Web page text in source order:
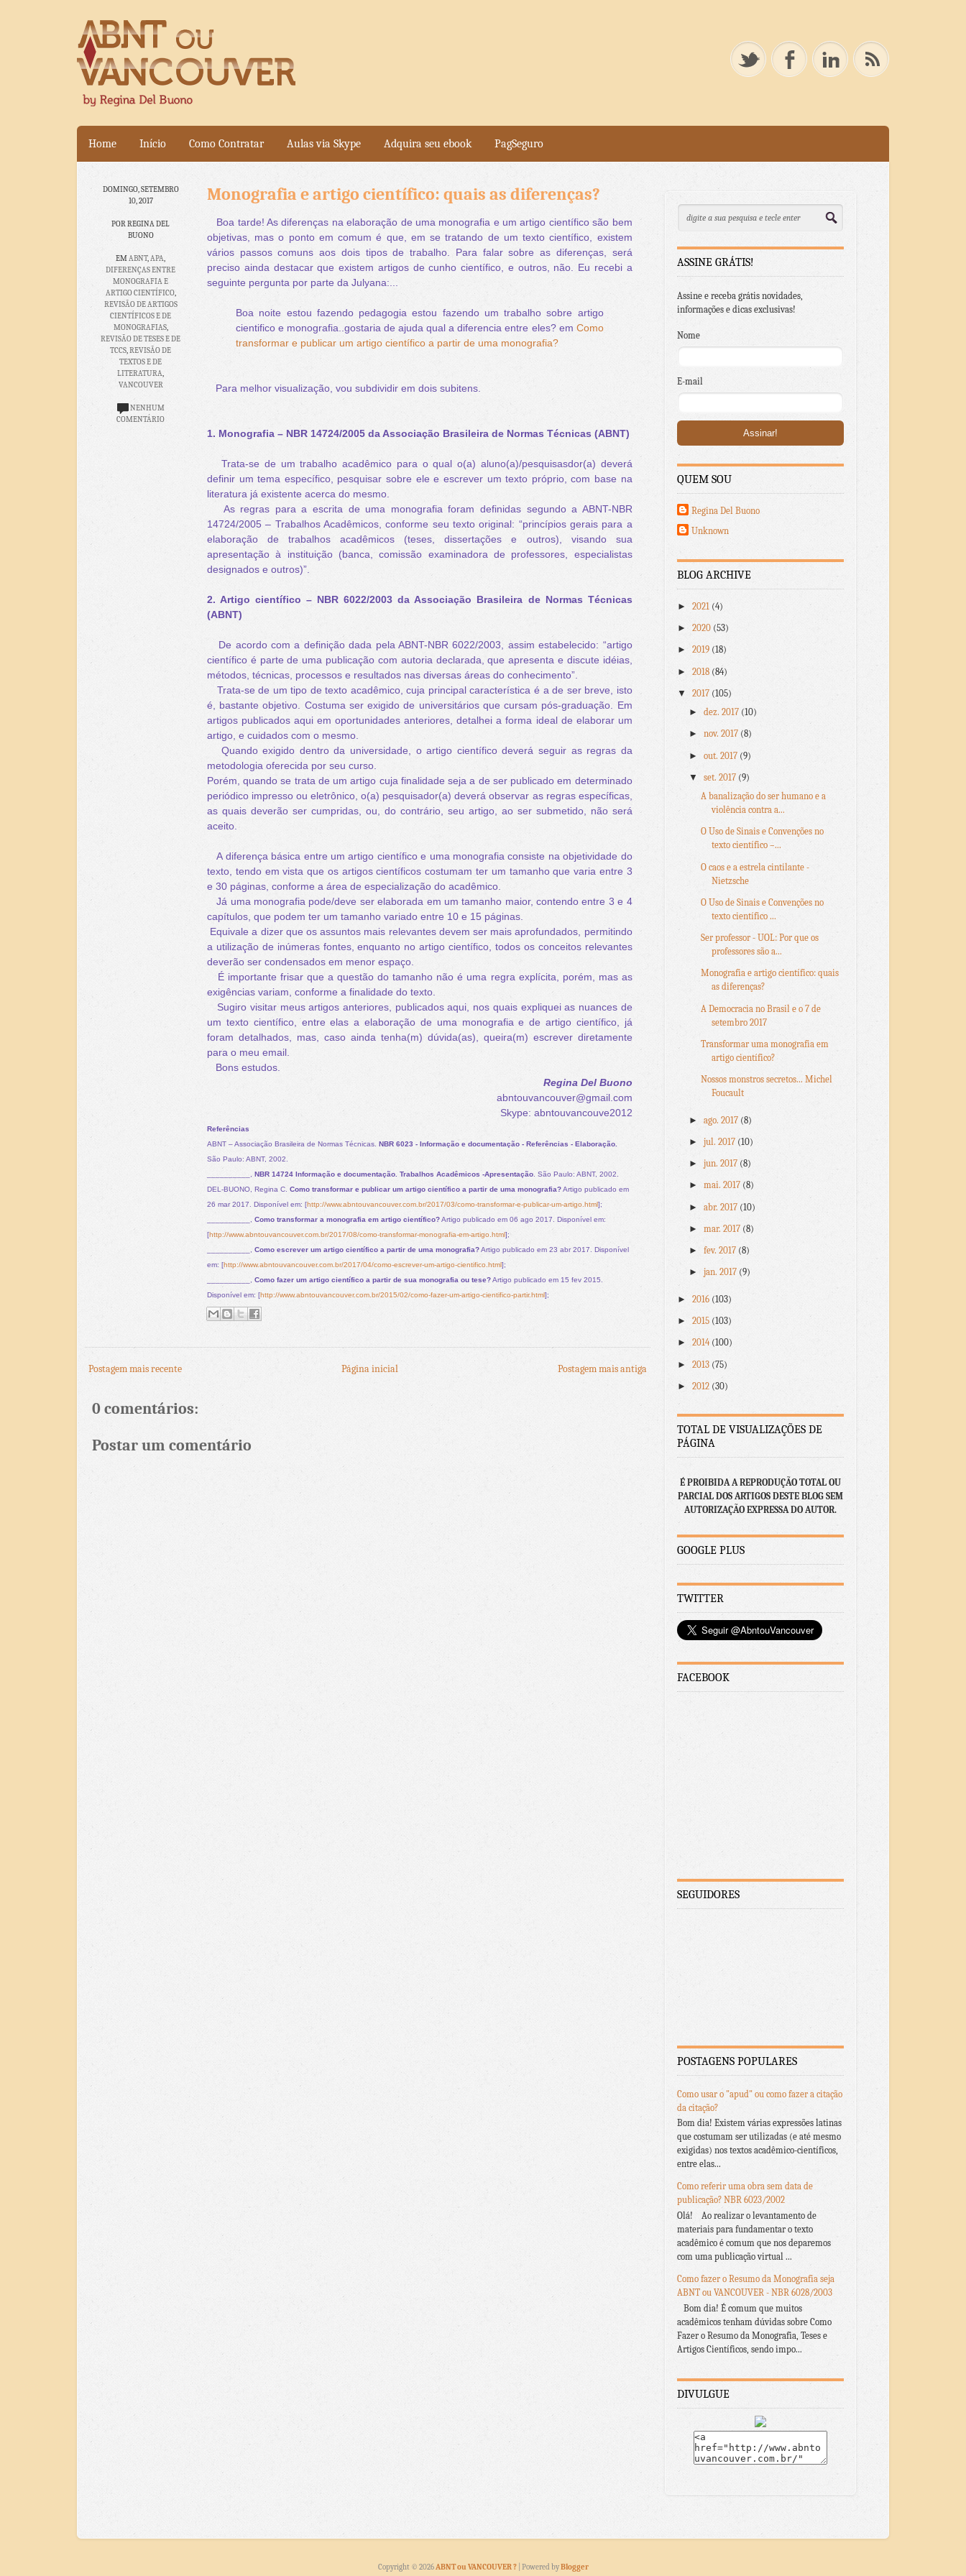
Home Início Como Contratar Aulas via Skype Adquira seu ebook PagSeguro
DOMINGO, SETEMBRO
10, 2017
POR REGINA DEL
BUONO
EMABNT,APA,
DIFERENÇAS ENTRE
MONOGRAFIA E
ARTIGO CIENTÍFICO,
REVISÃO DE ARTIGOS
CIENTÍFICOS E DE
MONOGRAFIAS,
REVISÃO DE TESES E DE
TCCS,REVISÃO DE
TEXTOS E DE
LITERATURA,
VANCOUVER
NENHUM
COMENTÁRIO
Monografia e artigo científico: quais as diferenças?
Boa tarde! As diferenças na elaboração de uma monografia e um artigo científico são bem
objetivas, mas o ponto em comum é que, em se tratando de um texto científico, existem
vários passos comuns aos dois tipos de trabalho. Para falar sobre as diferenças, será
preciso ainda destacar que existem artigos de cunho científico, e outros, não. Eu recebi a
seguinte pergunta por parte da Julyana:...
Boa noite estou fazendo pedagogia estou fazendo um trabalho sobre artigo
cientifico e monografia..gostaria de ajuda qual a diferencia entre eles? em Como
transformar e publicar um artigo científico a partir de uma monografia?
Para melhor visualização, vou subdividir em dois subitens.
1. Monografia – NBR 14724/2005 da Associação Brasileira de Normas Técnicas (ABNT)
Trata-se de um trabalho acadêmico para o qual o(a) aluno(a)/pesquisasdor(a) deverá
definir um tema específico, pesquisar sobre ele e escrever um texto próprio, com base na
literatura já existente acerca do mesmo.
As regras para a escrita de uma monografia foram definidas segundo a ABNT-NBR
14724/2005 – Trabalhos Acadêmicos, conforme seu texto original: “princípios gerais para a
elaboração de trabalhos acadêmicos (teses, dissertações e outros), visando sua
apresentação à instituição (banca, comissão examinadora de professores, especialistas
designados e outros)”.
2. Artigo científico – NBR 6022/2003 da Associação Brasileira de Normas Técnicas
(ABNT)
De acordo com a definição dada pela ABNT-NBR 6022/2003, assim estabelecido: “artigo
científico é parte de uma publicação com autoria declarada, que apresenta e discute idéias,
métodos, técnicas, processos e resultados nas diversas áreas do conhecimento”.
Trata-se de um tipo de texto acadêmico, cuja principal característica é a de ser breve, isto
é, bastante objetivo. Costuma ser exigido de universitários que cursam pós-graduação. Em
artigos publicados aqui em oportunidades anteriores, detalhei a forma ideal de elaborar um
artigo, e cuidados com o mesmo.
Quando exigido dentro da universidade, o artigo científico deverá seguir as regras da
metodologia oferecida por seu curso.
Porém, quando se trata de um artigo cuja finalidade seja a de ser publicado em determinado
periódico impresso ou eletrônico, o(a) pesquisador(a) deverá observar as regras específicas,
as quais deverão ser cumpridas, ou, do contrário, seu artigo, ao ser submetido, não será
aceito.
A diferença básica entre um artigo científico e uma monografia consiste na objetividade do
texto, tendo em vista que os artigos científicos costumam ter um tamanho que varia entre 3
e 30 páginas, conforme a área de especialização do acadêmico.
Já uma monografia pode/deve ser elaborada em um tamanho maior, contendo entre 3 e 4
capítulos, que podem ter um tamanho variado entre 10 e 15 páginas.
Equivale a dizer que os assuntos mais relevantes devem ser mais aprofundados, permitindo
a utilização de inúmeras fontes, enquanto no artigo científico, todos os conceitos relevantes
deverão ser condensados em menor espaço.
É importante frisar que a questão do tamanho não é uma regra explícita, porém, mas as
exigências variam, conforme a finalidade do texto.
Sugiro visitar meus artigos anteriores, publicados aqui, nos quais expliquei as nuances de
um texto científico, entre elas a elaboração de uma monografia e de artigo científico, já
foram detalhados, mas, caso ainda tenha(m) dúvida(as), queira(m) escrever diretamente
para o meu email.
Bons estudos.
Regina Del Buono
abntouvancouver@gmail.com
Skype: abntouvancouve2012
Referências
ABNT – Associação Brasileira de Normas Técnicas. NBR 6023 - Informação e documentação - Referências - Elaboração.
São Paulo: ABNT, 2002.
NBR 14724 Informação e documentação. Trabalhos Acadêmicos -Apresentação . São Paulo: ABNT, 2002.
DEL-BUONO, Regina C. Como transformar e publicar um artigo científico a partir de uma monografia?Artigo publicado em
26 mar 2017. Disponível em: [http://www.abntouvancouver.com.br/2017/03/como-transformar-e-publicar-um-artigo.html];
Como transformar a monografia em artigo científico?Artigo publicado em 06 ago 2017. Disponível em:
[http://www.abntouvancouver.com.br/2017/08/como-transformar-monografia-em-artigo.html];
Como escrever um artigo científico a partir de uma monografia?Artigo publicado em 23 abr 2017. Disponível
em: [http://www.abntouvancouver.com.br/2017/04/como-escrever-um-artigo-cientifico.html];
Como fazer um artigo científico a partir de sua monografia ou tese?Artigo publicado em 15 fev 2015.
Disponível em: [http://www.abntouvancouver.com.br/2015/02/como-fazer-um-artigo-cientifico-partir.html];
Postagem mais recente Postagem mais antiga
Página inicial
0 comentários:
Postar um comentário
ASSINE GRÁTIS!
Assine e receba grátis novidades,
informações e dicas exclusivas!
Nome
E-mail
QUEM SOU
Regina Del Buono
Unknown
BLOG ARCHIVE
►2021 (4)
►2020 (53)
►2019 (18)
►2018 (84)
▼2017 (105)
► dez. 2017 (10)
► nov. 2017 (8)
► out. 2017 (9)
▼ set. 2017 (9)
A banalização do ser humano e a
violência contra a...
O Uso de Sinais e Convenções no
texto científico –...
O caos e a estrela cintilante -
Nietzsche
O Uso de Sinais e Convenções no
texto científico ...
Ser professor - UOL: Por que os
professores são a...
Monografia e artigo científico: quais
as diferenças?
A Democracia no Brasil e o 7 de
setembro 2017
Transformar uma monografia em
artigo científico?
Nossos monstros secretos... Michel
Foucault
► ago. 2017 (8)
► jul. 2017 (10)
► jun. 2017 (8)
► mai. 2017 (8)
► abr. 2017 (10)
► mar. 2017 (8)
► fev. 2017 (8)
► jan. 2017 (9)
►2016 (103)
►2015 (103)
►2014 (100)
►2013 (75)
►2012 (30)
TOTAL DE VISUALIZAÇÕES DE
PÁGINA
É PROIBIDA A REPRODUÇÃO TOTAL OU
PARCIAL DOS ARTIGOS DESTE BLOG SEM
AUTORIZAÇÃO EXPRESSA DO AUTOR.
GOOGLE PLUS
TWITTER
FACEBOOK
SEGUIDORES
POSTAGENS POPULARES
Como usar o "apud" ou como fazer a citação
da citação?
Bom dia! Existem várias expressões latinas
que costumam ser utilizadas (e até mesmo
exigidas) nos textos acadêmico-científicos,
entre elas...
Como referir uma obra sem data de
publicação? NBR 6023/2002
Olá! Ao realizar o levantamento de
materiais para fundamentar o texto
acadêmico é comum que nos deparemos
com uma publicação virtual ...
Como fazer o Resumo da Monografia seja
ABNT ou VANCOUVER - NBR 6028/2003
Bom dia! É comum que muitos
acadêmicos tenham dúvidas sobre Como
Fazer o Resumo da Monografia, Teses e
Artigos Científicos, sendo impo...
DIVULGUE
Copyright © 2026 ABNT ou VANCOUVER ? | Powered byBlogger